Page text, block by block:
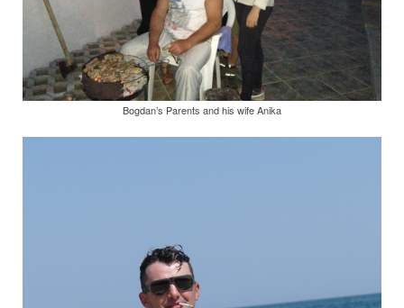
Bogdan’s Parents and his wife Anika